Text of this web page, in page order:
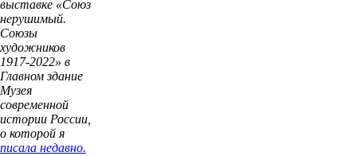
выставке «Союз
нерушимый.
Союзы
художников
1917-2022» в
Главном здание
Музея
современной
истории России,
о которой я
писала недавно.